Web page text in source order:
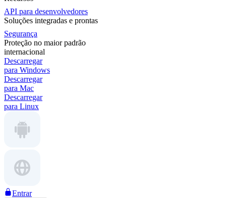
API para desenvolvedores
Soluções integradas e prontas
Segurança
Proteção no maior padrão
internacional
Descarregar
para Windows
Descarregar
para Mac
Descarregar
para Linux
Entrar